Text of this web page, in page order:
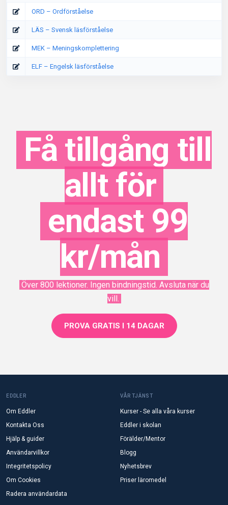
ORD – Ordförståelse
LÄS – Svensk läsförståelse
MEK – Meningskomplettering
ELF – Engelsk läsförståelse
Få tillgång till
allt för
endast 99
kr/mån
Över 800 lektioner. Ingen bindningstid. Avsluta när du
vill.
PROVA GRATIS I 14 DAGAR
EDDLER
Om Eddler
Kontakta Oss
Hjälp & guider
Användarvillkor
Integritetspolicy
Om Cookies
Radera användardata
VÅR TJÄNST
Kurser - Se alla våra kurser
Eddler i skolan
Förälder/Mentor
Blogg
Nyhetsbrev
Priser läromedel